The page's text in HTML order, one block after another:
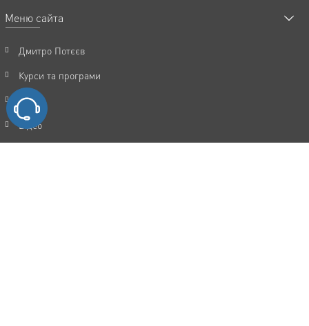
Меню сайта
Дмитро Потєєв
Курси та програми
Статті
Відео